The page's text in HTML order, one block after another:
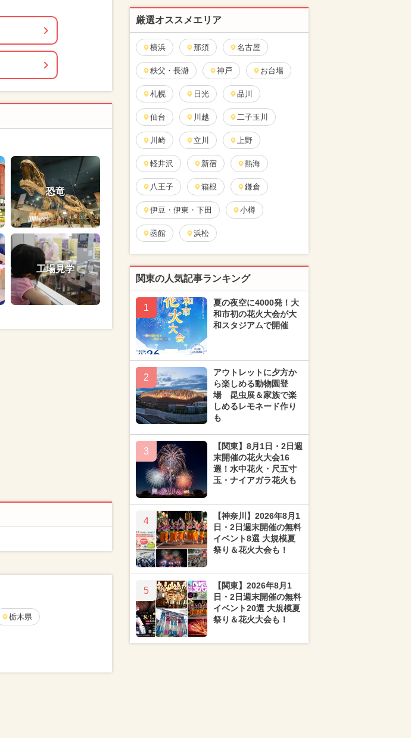
恐竜
工場見学
栃木県
厳選オススメエリア
横浜 那須 名古屋
秩父・長瀞 神戸 お台場
札幌 日光 品川
仙台 川越 二子玉川
川崎 立川 上野
軽井沢 新宿 熱海
八王子 箱根 鎌倉
伊豆・伊東・下田 小樽
函館 浜松
関東の人気記事ランキング
1
夏の夜空に4000発！大
和市初の花火大会が大
和スタジアムで開催
2
アウトレットに夕方か
ら楽しめる動物園登
場 昆虫展＆家族で楽
しめるレモネード作り
も
3
【関東】8月1日・2日週
末開催の花火大会16
選！水中花火・尺五寸
玉・ナイアガラ花火も
4
【神奈川】2026年8月1
日・2日週末開催の無料
イベント8選 大規模夏
祭り＆花火大会も！
5
【関東】2026年8月1
日・2日週末開催の無料
イベント20選 大規模夏
祭り＆花火大会も！